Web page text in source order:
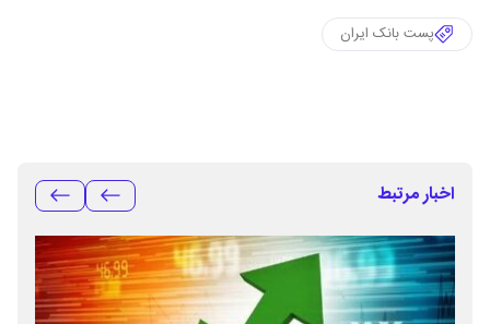
پست بانک ایران
اخبار مرتبط